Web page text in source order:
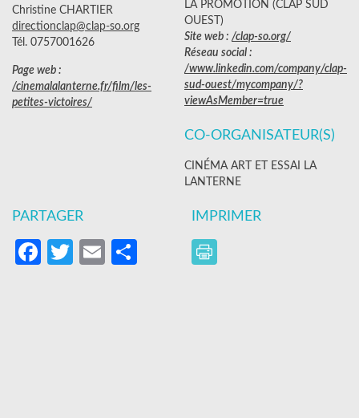
Christine CHARTIER
directionclap@clap-so.org
Tél. 0757001626
Page web :
/cinemalalanterne.fr/film/les-
petites-victoires/
LA PROMOTION (CLAP SUD
OUEST)
Site web : /clap-so.org/
Réseau social :
/www.linkedin.com/company/clap-
sud-ouest/mycompany/?
viewAsMember=true
CO-ORGANISATEUR(S)
CINÉMA ART ET ESSAI LA
LANTERNE
PARTAGER
Facebook
Twitter
EmailPartager
IMPRIMER